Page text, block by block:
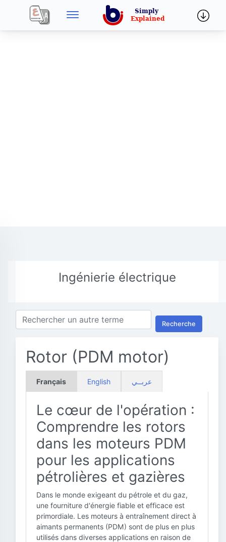
Ingénierie électrique
Recherche
Rotor (PDM motor)
Français English عربــي
Le cœur de l'opération :
Comprendre les rotors
dans les moteurs PDM
pour les applications
pétrolières et gazières
Dans le monde exigeant du pétrole et du gaz,
une fourniture d'énergie fiable et efficace est
primordiale. Les moteurs à entraînement direct à
aimants permanents (PDM) sont de plus en plus
utilisés dans diverses applications en raison de